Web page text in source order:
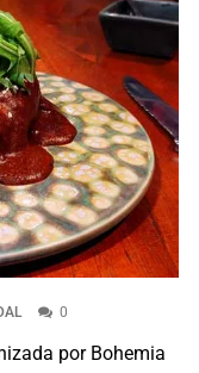
0
por Bohemia